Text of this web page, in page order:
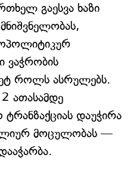
გაესვა ხაზი
ვაჭრობის
როლს ასრულებს.
ათასამდე
დაუჭირა
მოცულობას —